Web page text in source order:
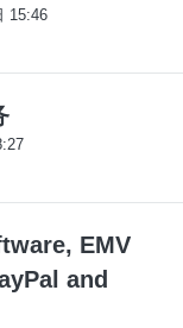
15:46
EMV
and